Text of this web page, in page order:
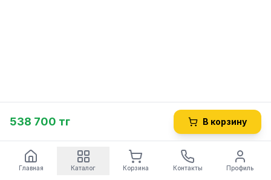
538 700 тг В корзину
Главная Каталог Корзина Контакты Профиль